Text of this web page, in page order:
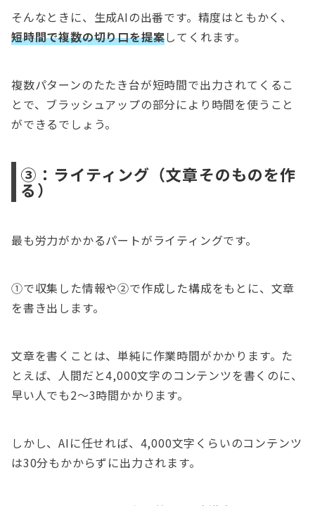
そんなときに、生成AIの出番です。精度はともかく、
短時間で複数の切り口を提案してくれます。
複数パターンのたたき台が短時間で出力されてくるこ
とで、ブラッシュアップの部分により時間を使うこと
ができるでしょう。
③：ライティング（文章そのものを作
る）
最も労力がかかるパートがライティングです。
①で収集した情報や②で作成した構成をもとに、文章
を書き出します。
文章を書くことは、単純に作業時間がかかります。た
とえば、人間だと4,000文字のコンテンツを書くのに、
早い人でも2～3時間かかります。
しかし、AIに任せれば、4,000文字くらいのコンテンツ
は30分もかからずに出力されます。